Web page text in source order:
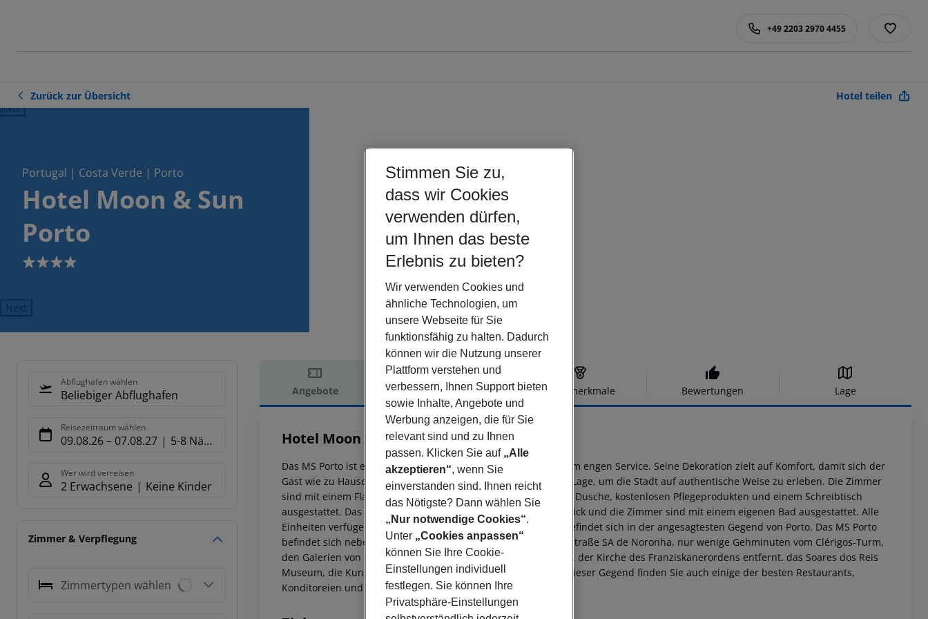
+49 2203 2970 4455
Zurück zur Übersicht Hotel teilen
Portugal | Costa Verde | Porto
Hotel Moon & Sun
Porto
4
Next
Abflughafen wählen
Beliebiger Abflughafen
Reisezeitraum wählen
09.08.26– 07.08.27 5-8 Nächte
Wer wird verreisen
2 Erwachsene Keine Kinder
Zimmer & Verpflegung
Zimmertypen wählen
Angebote Hotelbeschreibung Hotelmerkmale Bewertungen Lage
Hotelbeschreibung
Hotel Moon & Sun Porto
4
Das MS Porto ist ein modernes Hotel mit 48 Zimmern und einem engen Service. Seine Dekoration zielt auf Komfort, damit sich der
Gast wie zu Hause fühlen kann, und genießt eine privilegierte Lage, um die Stadt auf authentische Weise zu erleben. Die Zimmer
sind mit einem Flachbild-Kabel-TV, einem Wasserkocher, einer Dusche, kostenlosen Pflegeprodukten und einem Schreibtisch
ausgestattet. Das Hotel verfügt über einige Zimmer mit Stadtblick und die Zimmer sind mit einem eigenen Bad ausgestattet. Alle
Einheiten verfügen über einen Kleiderschrank. Die MS Porto befindet sich in der angesagtesten Gegend von Porto. Das MS Porto
befindet sich neben dem Carlos Alberto-Platz, genauer in der Straße SA de Noronha, nur wenige Gehminuten vom Clérigos-Turm,
den Galerien von Paris, dem Rektorat der Universität von Porto, der Kirche des Franziskanerordens entfernt. das Soares dos Reis
Museum, die Kunstgalerien der Stadt und andere Exlibris. In dieser Gegend finden Sie auch einige der besten Restaurants,
Konditoreien und Cafés der Stadt sowie Bars und Nachtleben.
Stimmen Sie zu,
dass wir Cookies
verwenden dürfen,
um Ihnen das beste
Erlebnis zu bieten?
Wir verwenden Cookies und
ähnliche Technologien, um
unsere Webseite für Sie
funktionsfähig zu halten. Dadurch
können wir die Nutzung unserer
Plattform verstehen und
verbessern, Ihnen Support bieten
sowie Inhalte, Angebote und
Werbung anzeigen, die für Sie
relevant sind und zu Ihnen
passen. Klicken Sie auf „Alle
akzeptieren“, wenn Sie
einverstanden sind. Ihnen reicht
das Nötigste? Dann wählen Sie
„Nur notwendige Cookies“.
Unter „Cookies anpassen“
können Sie Ihre Cookie-
Einstellungen individuell
festlegen. Sie können Ihre
Privatsphäre-Einstellungen